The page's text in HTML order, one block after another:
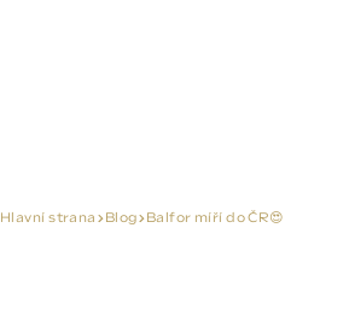
Hlavní strana Blog Balfor míří do ČR😍